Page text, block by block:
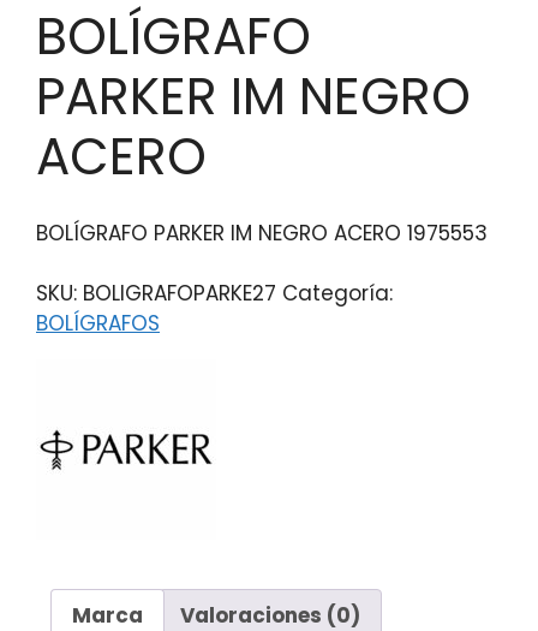
BOLÍGRAFO
PARKER IM NEGRO
ACERO
BOLÍGRAFO PARKER IM NEGRO ACERO 1975553
SKU: BOLIGRAFOPARKE27 Categoría:
BOLÍGRAFOS
Marca Valoraciones (0)